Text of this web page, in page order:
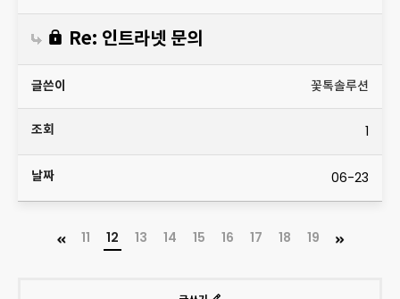
Re: 인트라넷 문의
꽃톡솔루션
1
06-23
11 12 13 14 15 16 17 18 19